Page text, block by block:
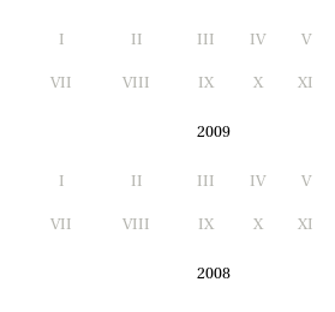
I II III IV V
VII VIII IX X XI
2009
I II III IV V
VII VIII IX X XI
2008